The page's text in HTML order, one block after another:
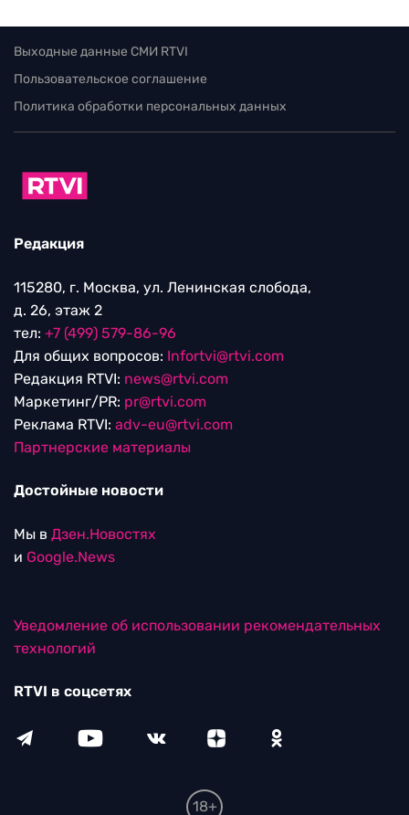
Выходные данные СМИ RTVI
Пользовательское соглашение
Политика обработки персональных данных
Редакция
115280, г. Москва, ул. Ленинская слобода,
д. 26, этаж 2
тел: +7 (499) 579-86-96
Для общих вопросов: Infortvi@rtvi.com
Редакция RTVI: news@rtvi.com
Маркетинг/PR: pr@rtvi.com
Реклама RTVI: adv-eu@rtvi.com
Партнерские материалы
Достойные новости
Мы в Дзен.Новостях
и Google.News
Уведомление об использовании рекомендательных
технологий
RTVI в соцсетях
18+